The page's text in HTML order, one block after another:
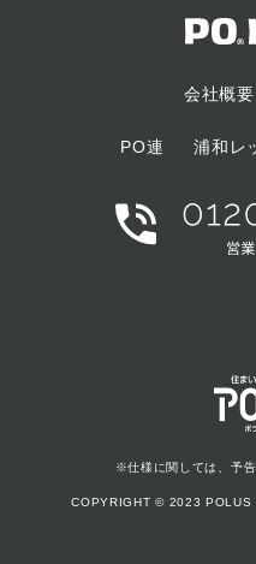
会社概要
PO連 浦和レ
※仕様に関しては、予
COPYRIGHT © 2023 POLUS